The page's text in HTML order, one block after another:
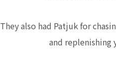
They also had Patjuk for
and replenishing